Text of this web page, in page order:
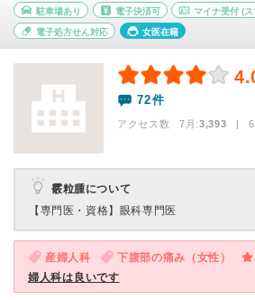
駐車場あり 電子決済可 マイナ受付 (ス
電子処方せん対応 女医在籍
72件
アクセス数 7月:3,393 | 6
霰粒腫について
【専門医・資格】 眼科専門医
産婦人科 下腹部の痛み（女性）
婦人科は良いです